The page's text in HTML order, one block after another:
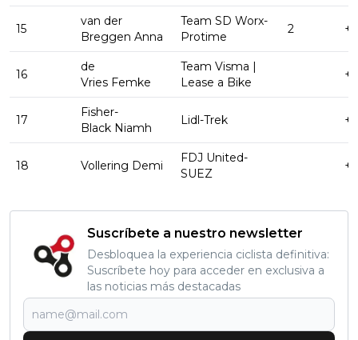
15
van der
Breggen Anna
Team SD Worx-
Protime
2 +
16
de
Vries Femke
Team Visma |
Lease a Bike
+
17
Fisher-
Black Niamh
Lidl-Trek +
18 Vollering Demi
FDJ United-
SUEZ
+
Suscríbete a nuestro newsletter
Desbloquea la experiencia ciclista definitiva:
Suscríbete hoy para acceder en exclusiva a
las noticias más destacadas